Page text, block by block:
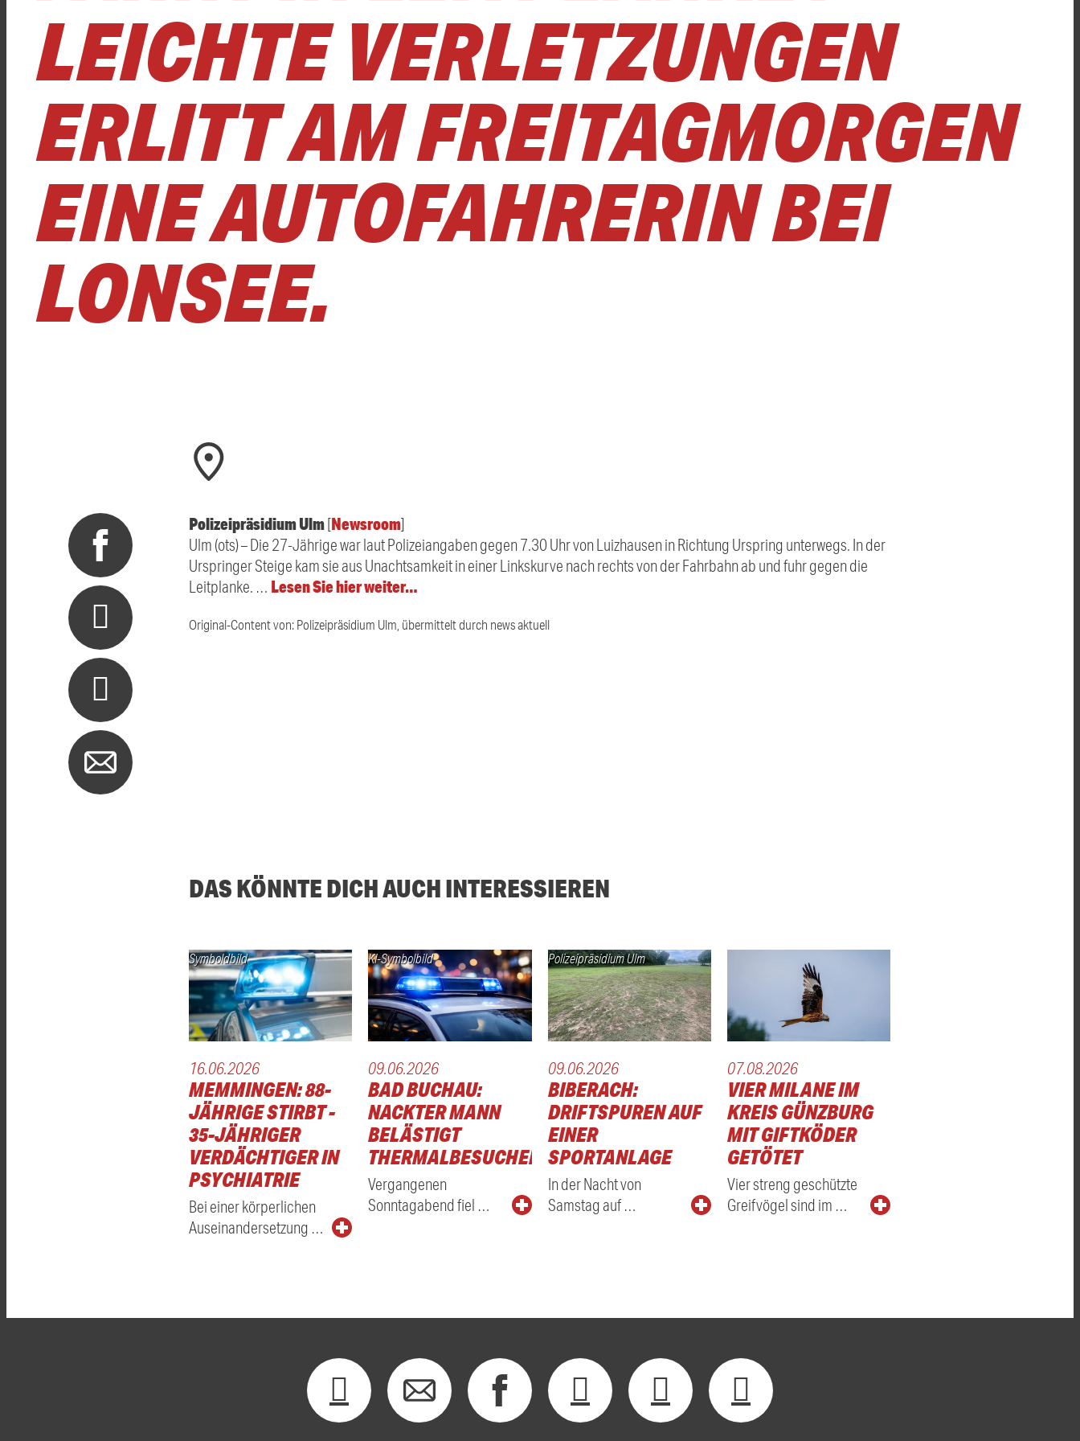
LEICHTE VERLETZUNGEN
ERLITT AM FREITAGMORGEN
EINE AUTOFAHRERIN BEI
LONSEE.
Polizeipräsidium Ulm[Newsroom]
Ulm (ots) – Die 27-Jährige war laut Polizeiangaben gegen 7.30 Uhr von Luizhausen in Richtung Urspring unterwegs. In der
Urspringer Steige kam sie aus Unachtsamkeit in einer Linkskurve nach rechts von der Fahrbahn ab und fuhr gegen die
Leitplanke. … Lesen Sie hier weiter…
Original-Content von: Polizeipräsidium Ulm, übermittelt durch news aktuell
DAS KÖNNTE DICH AUCH INTERESSIEREN
Symboldbild
16.06.2026
MEMMINGEN: 88-
JÄHRIGE STIRBT -
35-JÄHRIGER
VERDÄCHTIGER IN
PSYCHIATRIE
Bei einer körperlichen
Auseinandersetzung …
KI-Symbolbild
09.06.2026
BAD BUCHAU:
NACKTER MANN
BELÄSTIGT
THERMALBESUCHER
Vergangenen
Sonntagabend fiel …
Polizeipräsidium Ulm
09.06.2026
BIBERACH:
DRIFTSPUREN AUF
EINER
SPORTANLAGE
In der Nacht von
Samstag auf …
07.08.2026
VIER MILANE IM
KREIS GÜNZBURG
MIT GIFTKÖDER
GETÖTET
Vier streng geschützte
Greifvögel sind im …